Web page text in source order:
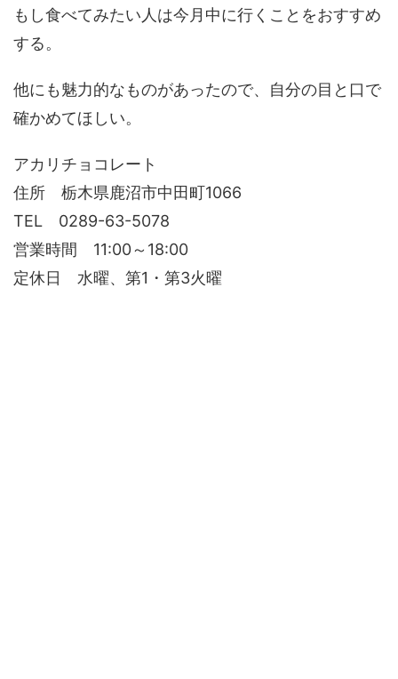
もし食べてみたい人は今月中に行くことをおすすめ
する。
他にも魅力的なものがあったので、自分の目と口で
確かめてほしい。
アカリチョコレート
住所 栃木県鹿沼市中田町1066
TEL 0289-63-5078
営業時間 11:00～18:00
定休日 水曜、第1・第3火曜